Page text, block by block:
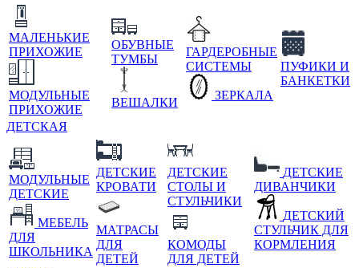
МАЛЕНЬКИЕ
ПРИХОЖИЕ
МОДУЛЬНЫЕ
ПРИХОЖИЕ
ОБУВНЫЕ
ТУМБЫ
ВЕШАЛКИ
ГАРДЕРОБНЫЕ
СИСТЕМЫ
ЗЕРКАЛА
ПУФИКИ И
БАНКЕТКИ
ДЕТСКАЯ
МОДУЛЬНЫЕ
ДЕТСКИЕ
МЕБЕЛЬ
ДЛЯ
ШКОЛЬНИКА
ДЕТСКИЕ
КРОВАТИ
МАТРАСЫ
ДЛЯ
ДЕТЕЙ
ДЕТСКИЕ
СТОЛЫ И
СТУЛЬЧИКИ
КОМОДЫ
ДЛЯ ДЕТЕЙ
ДЕТСКИЕ
ДИВАНЧИКИ
ДЕТСКИЙ
СТУЛЬЧИК ДЛЯ
КОРМЛЕНИЯ